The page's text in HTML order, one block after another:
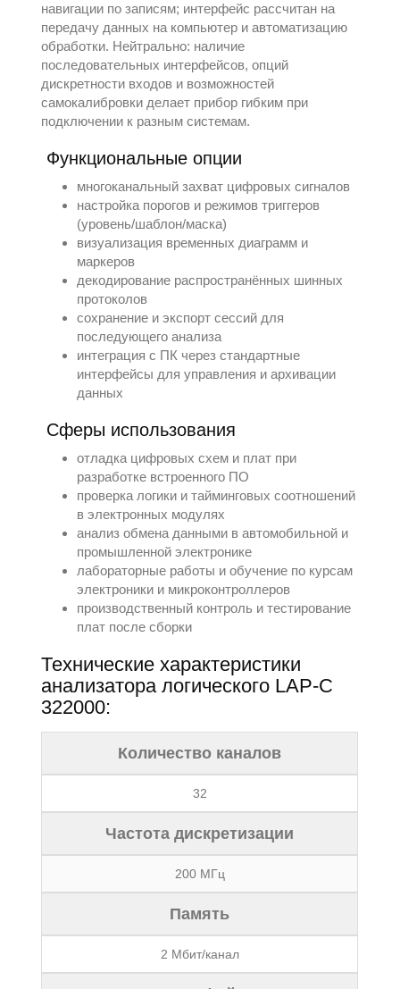
навигации по записям; интерфейс рассчитан на
передачу данных на компьютер и автоматизацию
обработки. Нейтрально: наличие
последовательных интерфейсов, опций
дискретности входов и возможностей
самокалибровки делает прибор гибким при
подключении к разным системам.
Функциональные опции
многоканальный захват цифровых сигналов
настройка порогов и режимов триггеров
(уровень/шаблон/маска)
визуализация временных диаграмм и
маркеров
декодирование распространённых шинных
протоколов
сохранение и экспорт сессий для
последующего анализа
интеграция с ПК через стандартные
интерфейсы для управления и архивации
данных
Сферы использования
отладка цифровых схем и плат при
разработке встроенного ПО
проверка логики и тайминговых соотношений
в электронных модулях
анализ обмена данными в автомобильной и
промышленной электронике
лабораторные работы и обучение по курсам
электроники и микроконтроллеров
производственный контроль и тестирование
плат после сборки
Технические характеристики
анализатора логического LAP-C
322000:
Количество каналов
32
Частота дискретизации
200 МГц
Память
2 Мбит/канал